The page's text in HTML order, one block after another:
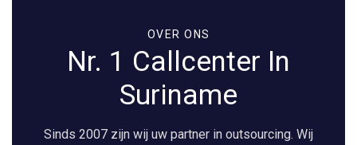
OVER ONS
Nr. 1 Callcenter In
Suriname
Sinds 2007 zijn wij uw partner in outsourcing. Wij